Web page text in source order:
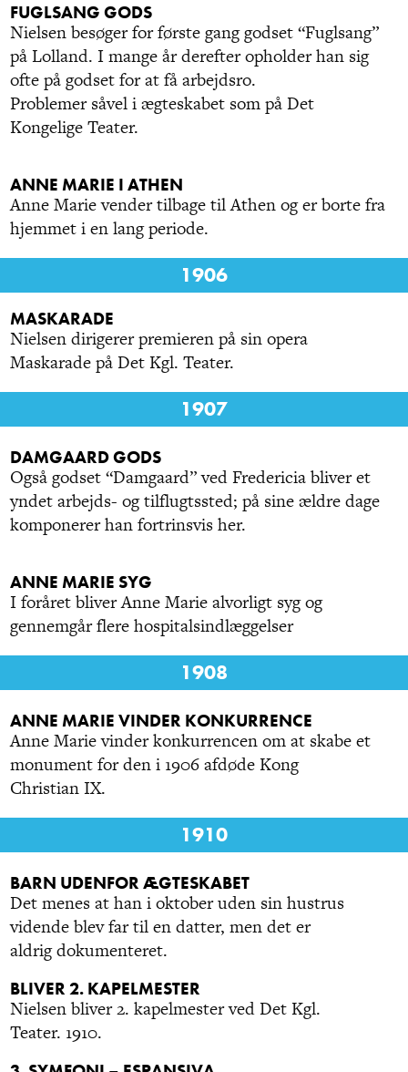
FUGLSANG GODS
Nielsen besøger for første gang godset “Fuglsang”
på Lolland. I mange år derefter opholder han sig
ofte på godset for at få arbejdsro.
Problemer såvel i ægteskabet som på Det
Kongelige Teater.
ANNE MARIE I ATHEN
Anne Marie vender tilbage til Athen og er borte fra
hjemmet i en lang periode.
1906
MASKARADE
Nielsen dirigerer premieren på sin opera
Maskarade på Det Kgl. Teater.
1907
DAMGAARD GODS
Også godset “Damgaard” ved Fredericia bliver et
yndet arbejds- og tilflugtssted; på sine ældre dage
komponerer han fortrinsvis her.
ANNE MARIE SYG
I foråret bliver Anne Marie alvorligt syg og
gennemgår flere hospitalsindlæggelser
1908
ANNE MARIE VINDER KONKURRENCE
Anne Marie vinder konkurrencen om at skabe et
monument for den i 1906 afdøde Kong
Christian IX.
1910
BARN UDENFOR ÆGTESKABET
Det menes at han i oktober uden sin hustrus
vidende blev far til en datter, men det er
aldrig dokumenteret.
BLIVER 2. KAPELMESTER
Nielsen bliver 2. kapelmester ved Det Kgl.
Teater. 1910.